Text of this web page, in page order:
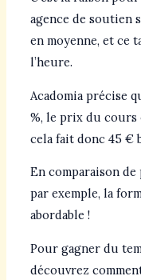
agence de soutien
en moyenne, et ce
l’heure.
Acadomia précise
%, le prix du cours
cela fait donc 45 €
En comparaison
par exemple, la
abordable !
Pour gagner du
découvrez